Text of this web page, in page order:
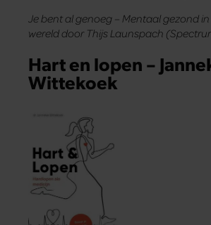
Je bent al genoeg – Mentaal gezond
wereld door Thijs Launspach
Hart en lopen –
Wittekoek